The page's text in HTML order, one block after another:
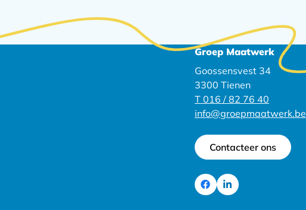
Groep Maatwerk
Goossensvest 34
3300 Tienen
T 016 / 82 76 40
info@groepmaatwerk.be
Contacteer ons